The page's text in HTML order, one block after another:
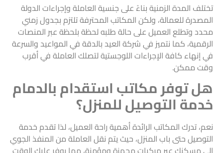
تختلف المدة الزمنية بناءً على جنسية العاملة وإجراءات الدولة
المصدرة للعمالة، ولكن المكاتب المحترفة تلتزم بجدول زمني
محدد وتطلع العميل على حالة طلبه لحظة بلحظة عبر المنصات
الرقمية، كما نتميز في شركة العيد بالدقة في المواعيد والسرعة
في إنهاء كافة الإجراءات اللوجستية لتصلك العاملة في أقرب
وقت ممكن.
هل توفر مكاتب استقدام بالدمام
خدمة التوصيل للمنزل؟
نعم، تدرك المكاتب الرائدة أهمية راحة العميل، لذا تقدم خدمة
التوصيل حتى باب المنزل، حيث يتم نقل العاملة من المنفذ الجوي